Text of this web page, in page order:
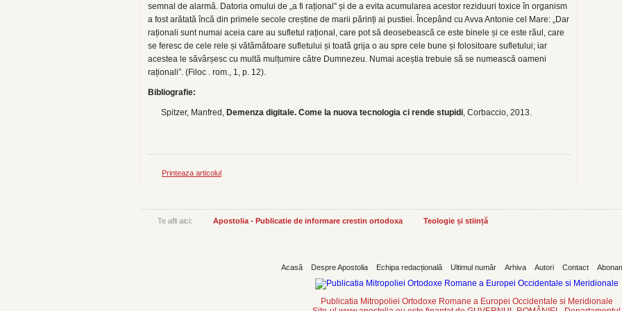
semnal de alarmă. Datoria omului de „a fi rațional” și de a evita acumularea acestor reziduuri toxice în organism
a fost arătată încă din primele secole creștine de marii părinți ai pustiei. Începând cu Avva Antonie cel Mare: „Dar
raționali sunt numai aceia care au sufletul rațional, care pot să deosebească ce este binele și ce este răul, care
se feresc de cele rele și vătămătoare sufletului și toată grija o au spre cele bune și folositoare sufletului; iar
acestea le săvârșesc cu multă mulțumire către Dumnezeu. Numai aceștia trebuie să se numească oameni
raționali”. (Filoc . rom., 1, p. 12).
Bibliografie:
Spitzer, Manfred, Demenza digitale. Come la nuova tecnologia ci rende stupidi, Corbaccio, 2013.
Printeaza articolul
Te afli aici: Apostolia - Publicatie de informare crestin ortodoxa Teologie și stiință
Acasă Despre Apostolia Echipa redacțională Ultimul număr Arhiva Autori Contact
Publicatia Mitropoliei Ortodoxe Romane a Europei Occidentale si Meridionale